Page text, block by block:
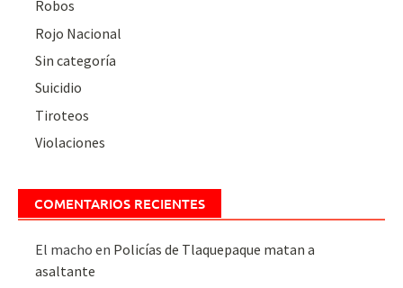
Robos
Rojo Nacional
Sin categoría
Suicidio
Tiroteos
Violaciones
COMENTARIOS RECIENTES
El macho en Policías de Tlaquepaque matan a
asaltante